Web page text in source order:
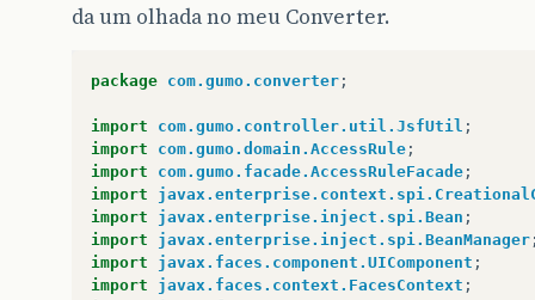
da um olhada no meu Converter.
package com.gumo.converter ;
import com.gumo.controller.util.JsfUtil ;
import
com.gumo.domain.AccessRule ;
import
com.gumo.facade.AccessRuleFacade ;
import
import
javax.enterprise.inject.spi.Bean ;
import
javax.enterprise.inject.spi.BeanManager
import
javax.faces.component.UIComponent ;
import
javax.faces.context.FacesContext ;